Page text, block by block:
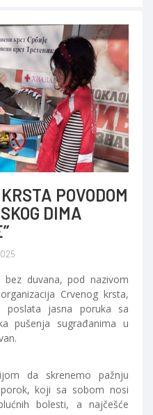
POVODOM
DIMA
duvana, pod nazivom
Crvenog krsta,
jasna poruka sa
pušenja sugrađanima u
da skrenemo pažnju
koji sa sobom nosi
bolesti, a najčešće